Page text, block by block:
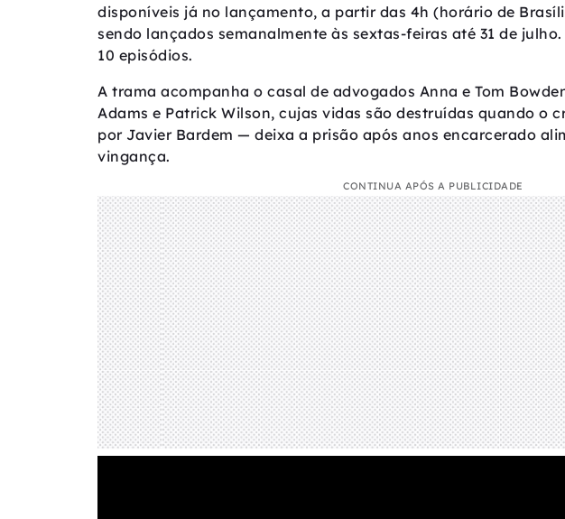
disponíveis já no lançamento, a partir das 4h (horário de
sendo lançados semanalmente às sextas-feiras até 31 de
10 episódios.
A trama acompanha o casal de advogados Anna e Tom
Adams e Patrick Wilson, cujas vidas são destruídas quando o
por Javier Bardem — deixa a prisão após anos encarcerado
vingança.
CONTINUA APÓS A PUBLICIDADE